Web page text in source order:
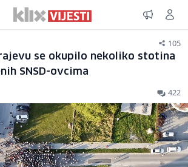
105
se okupilo nekoliko stotina
SNSD-ovcima
422